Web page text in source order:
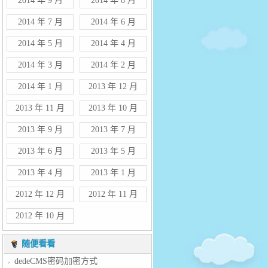
2014 年 7 月 2014 年 6 月
2014 年 5 月 2014 年 4 月
2014 年 3 月 2014 年 2 月
2014 年 1 月 2013 年 12 月
2013 年 11 月 2013 年 10 月
2013 年 9 月 2013 年 7 月
2013 年 6 月 2013 年 5 月
2013 年 4 月 2013 年 1 月
2012 年 12 月 2012 年 11 月
2012 年 10 月
随便看看
dedeCMS密码加密方式